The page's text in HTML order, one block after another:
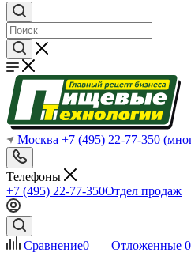
Москва +7 (495) 22-77-350
Телефоны
+7 (495) 22-77-350Отдел продаж
Сравнение0 Отложенные 0